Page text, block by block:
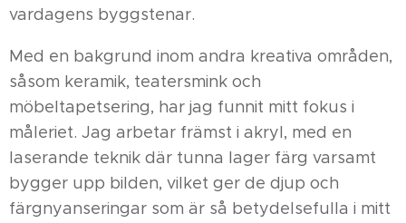
vardagens byggstenar.
Med en bakgrund inom andra kreativa områden,
såsom keramik, teatersmink och
möbeltapetsering, har jag funnit mitt fokus i
måleriet. Jag arbetar främst i akryl, med en
laserande teknik där tunna lager färg varsamt
bygger upp bilden, vilket ger de djup och
färgnyanseringar som är så betydelsefulla i mitt